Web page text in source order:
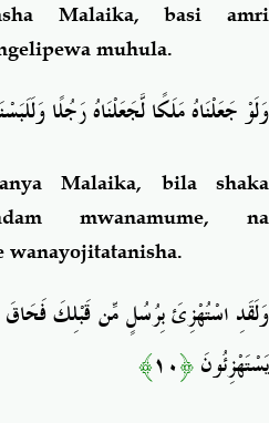
Malaika, basi amri
muhula.
وَلَوْ جَعَلْنَاهُ مَلَكًا لَّجَعَلْنَاهُ رَجُلًا
Malaika, bila shaka
mwanamume, na
wanayojitatanisha.
وَلَقَدِ اسْتُهْزِئَ بِرُسُلٍ مِّن قَبْلِكَ فَحَاقَ
يَسْتَهْزِئُونَ﴿١٠﴾